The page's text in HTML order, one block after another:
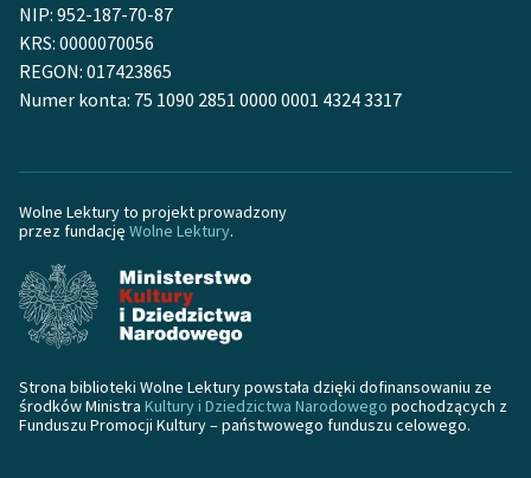
Wolnych Lektur
Logotypy
Polityka prywatności
Regulamin biblioteki
Dane fundacji i
sprawozdania finansowe
Regulamin darowizn
Informacja o treściach
wrażliwych
NIP: 952-187-70-87
KRS: 0000070056
REGON: 017423865
Numer konta: 75 1090 2851 0000 0001 4324 3317
Wolne Lektury to projekt prowadzony
przez fundację Wolne Lektury.
Strona biblioteki Wolne Lektury powstała dzięki dofinansowaniu ze
środków Ministra Kultury i Dziedzictwa Narodowego pochodzących z
Funduszu Promocji Kultury – państwowego funduszu celowego.